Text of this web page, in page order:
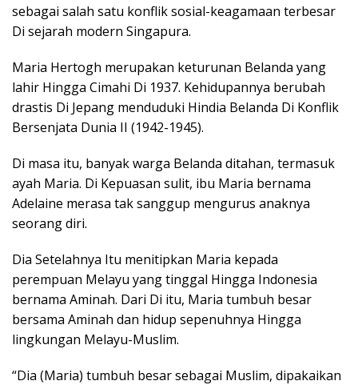
sebagai salah satu konflik sosial-keagamaan terbesar
Di sejarah modern Singapura.
Maria Hertogh merupakan keturunan Belanda yang
lahir Hingga Cimahi Di 1937. Kehidupannya berubah
drastis Di Jepang menduduki Hindia Belanda Di Konflik
Bersenjata Dunia II (1942-1945).
Di masa itu, banyak warga Belanda ditahan, termasuk
ayah Maria. Di Kepuasan sulit, ibu Maria bernama
Adelaine merasa tak sanggup mengurus anaknya
seorang diri.
Dia Setelahnya Itu menitipkan Maria kepada
perempuan Melayu yang tinggal Hingga Indonesia
bernama Aminah. Dari Di itu, Maria tumbuh besar
bersama Aminah dan hidup sepenuhnya Hingga
lingkungan Melayu-Muslim.
“Dia (Maria) tumbuh besar sebagai Muslim, dipakaikan